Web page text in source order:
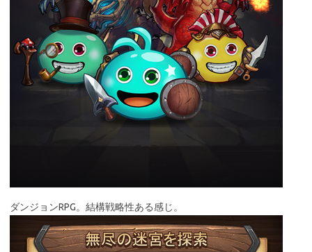
ダンジョンRPG。結構戦略性ある感じ。